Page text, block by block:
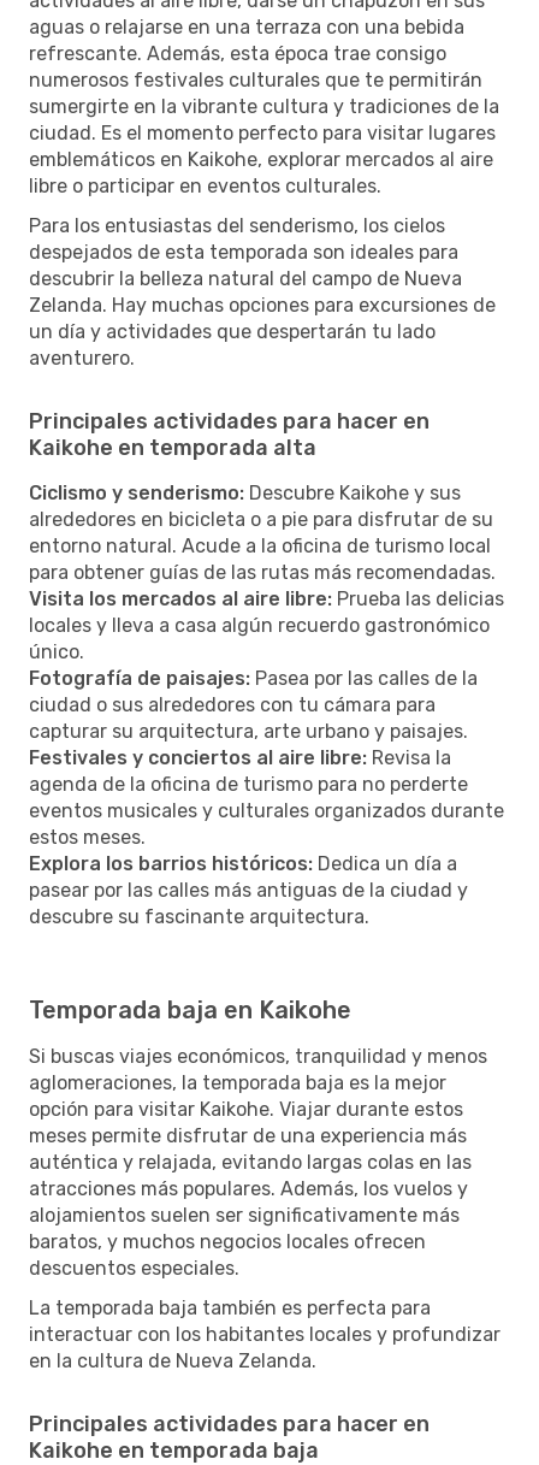
aguas o relajarse en una terraza con una bebida
refrescante. Además, esta época trae consigo
numerosos festivales culturales que te permitirán
sumergirte en la vibrante cultura y tradiciones de la
ciudad. Es el momento perfecto para visitar lugares
emblemáticos en Kaikohe, explorar mercados al aire
libre o participar en eventos culturales.
Para los entusiastas del senderismo, los cielos
despejados de esta temporada son ideales para
descubrir la belleza natural del campo de Nueva
Zelanda. Hay muchas opciones para excursiones de
un día y actividades que despertarán tu lado
aventurero.
Principales actividades para hacer en
Kaikohe en temporada alta
Ciclismo y senderismo: Descubre Kaikohe y sus
alrededores en bicicleta o a pie para disfrutar de su
entorno natural. Acude a la oficina de turismo local
para obtener guías de las rutas más recomendadas.
Visita los mercados al aire libre: Prueba las delicias
locales y lleva a casa algún recuerdo gastronómico
único.
Fotografía de paisajes: Pasea por las calles de la
ciudad o sus alrededores con tu cámara para
capturar su arquitectura, arte urbano y paisajes.
Festivales y conciertos al aire libre: Revisa la
agenda de la oficina de turismo para no perderte
eventos musicales y culturales organizados durante
estos meses.
Explora los barrios históricos: Dedica un día a
pasear por las calles más antiguas de la ciudad y
descubre su fascinante arquitectura.
Temporada baja en Kaikohe
Si buscas viajes económicos, tranquilidad y menos
aglomeraciones, la temporada baja es la mejor
opción para visitar Kaikohe. Viajar durante estos
meses permite disfrutar de una experiencia más
auténtica y relajada, evitando largas colas en las
atracciones más populares. Además, los vuelos y
alojamientos suelen ser significativamente más
baratos, y muchos negocios locales ofrecen
descuentos especiales.
La temporada baja también es perfecta para
interactuar con los habitantes locales y profundizar
en la cultura de Nueva Zelanda.
Principales actividades para hacer en
Kaikohe en temporada baja